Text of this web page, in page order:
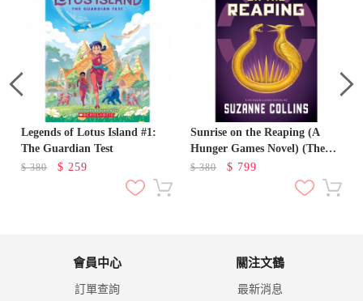
Legends of Lotus Island #1:
The Guardian Test
$380 $ 259
Sunrise on the Reaping (A
Hunger Games Novel) (The
Hunger Games)
$380 $ 799
會員中心
訂單查詢
關注文鶴
最新消息